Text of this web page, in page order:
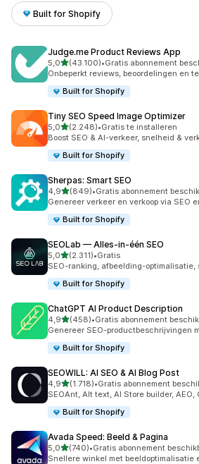
Built for Shopify
Judge.me Product Reviews App
5,0van 5 sterren
(43.100)
43100 recensies in totaal
•Gratis abonnement
Onbeperkt reviews, beoordelingen en
Built for Shopify
Tiny SEO Speed Image Optimizer
5,0van 5 sterren
(2.248)
2248 recensies in totaal
•Gratis te installeren
Boost SEO & AI-verkeer, snelheid &
Built for Shopify
Sherpas: Smart SEO
4,9van 5 sterren
(849)
849 recensies in totaal
•Gratis abonnement
Genereer verkeer en verkoop via SEO
Built for Shopify
SEOLab — Alles‑in‑één SEO
5,0van 5 sterren
(2.311)
2311 recensies in totaal
•Gratis
SEO-ranking, afbeelding-optimalisatie,
Built for Shopify
ChatGPT AI Product Description
4,9van 5 sterren
(458)
458 recensies in totaal
•Gratis abonnement
Genereer SEO-productbeschrijvingen
Built for Shopify
SEOWILL: AI SEO & AI Blog Post
4,9van 5 sterren
(1.718)
1718 recensies in totaal
•Gratis abonnement
SEOAnt, Alt text, AI Store builder, AEO,
Built for Shopify
Avada Speed: Beeld & Pagina
5,0van 5 sterren
(740)
740 recensies in totaal
•Gratis abonnement
Snellere winkel met beeldoptimalisatie